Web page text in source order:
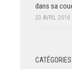
dans sa
23 AVRIL 2016
CATÉGORIES